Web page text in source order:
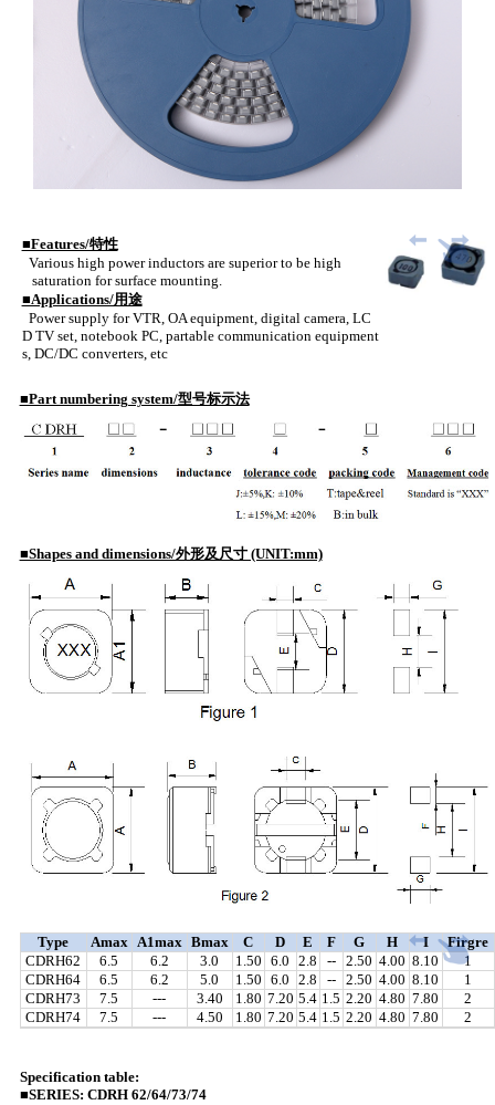
■Features/特性
Various high power inductors are superior to be high
saturation for surface mounting.
■Applications/用途
Power supply for VTR, OA equipment, digital camera, LC
D TV set, notebook PC, partable communication equipment
s, DC/DC converters, etc
■Part numbering system/型号标示法
■Shapes and dimensions/外形及尺寸 (UNIT:mm)
Type Amax A1max Bmax C D E F G H I
Firgre
CDRH62
6.5 6.2 3.0 1.50 6.0 2.8 -- 2.50 4.00 8.10
1
CDRH64
6.5 6.2 5.0 1.50 6.0 2.8 -- 2.50 4.00 8.10
1
CDRH73
7.5 --- 3.40 1.80 7.20 5.4 1.5 2.20 4.80 7.80
2
CDRH74
7.5 --- 4.50 1.80 7.20 5.4 1.5 2.20 4.80 7.80 2
Specification table:
■SERIES: CDRH 62/64/73/74